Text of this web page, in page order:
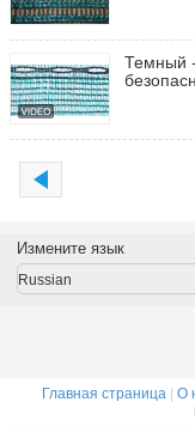
Темный
Измените язык
Russian
Главная страница| О